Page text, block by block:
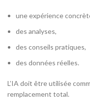
une expérience
des analyses,
des conseils pratiques,
des données réelles.
L’IA doit être utilisée
remplacement total.